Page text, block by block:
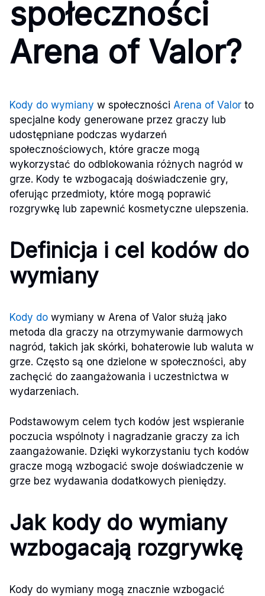
społeczności
Arena of Valor?
Kody do wymiany w społeczności Arena of Valor to
specjalne kody generowane przez graczy lub
udostępniane podczas wydarzeń
społecznościowych, które gracze mogą
wykorzystać do odblokowania różnych nagród w
grze. Kody te wzbogacają doświadczenie gry,
oferując przedmioty, które mogą poprawić
rozgrywkę lub zapewnić kosmetyczne ulepszenia.
Definicja i cel kodów do
wymiany
Kody do wymiany w Arena of Valor służą jako
metoda dla graczy na otrzymywanie darmowych
nagród, takich jak skórki, bohaterowie lub waluta w
grze. Często są one dzielone w społeczności, aby
zachęcić do zaangażowania i uczestnictwa w
wydarzeniach.
Podstawowym celem tych kodów jest wspieranie
poczucia wspólnoty i nagradzanie graczy za ich
zaangażowanie. Dzięki wykorzystaniu tych kodów
gracze mogą wzbogacić swoje doświadczenie w
grze bez wydawania dodatkowych pieniędzy.
Jak kody do wymiany
wzbogacają rozgrywkę
Kody do wymiany mogą znacznie wzbogacić